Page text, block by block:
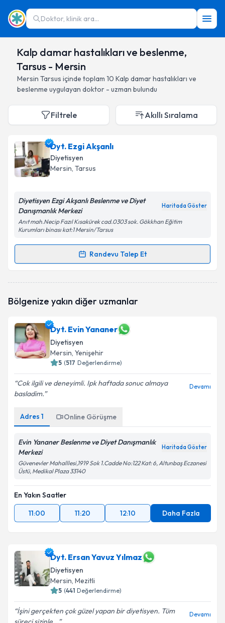
Doktor, klinik ara...
Kalp damar hastalıkları ve beslenme,
Tarsus - Mersin
Mersin Tarsus içinde toplam 10 Kalp damar hastalıkları ve
beslenme uygulayan doktor - uzman bulundu
Filtrele Akıllı Sıralama
Dyt. Ezgi Akşanlı
Diyetisyen
Mersin, Tarsus
Diyetisyen Ezgi Akşanlı Beslenme ve Diyet
Danışmanlık Merkezi
Haritada Göster
Anıt mah.Necip Fazıl Kısakürek cad.0303 sok. Gökkhan Eğitim
Kurumları binası kat:1 Mersin/Tarsus
Randevu Talep Et
Randevu Takvimi Talebi
oluşturun. Size bu uzmandan randevu almanız için bir
E-posta Adresiniz
Kişisel verilerimin işlenmesine ilişkinAydınlatma
Bölgenize yakın diğer uzmanlar
Dyt. Evin Yananer
Diyetisyen
Mersin, Yenişehir
5 (517 Değerlendirme)
Cok ilgili ve deneyimli. Ipk haftada sonuc almaya
basladim.
Devamı
Adres 1 Online Görüşme
Evin Yananer Beslenme ve Diyet Danışmanlık
Merkezi
Haritada Göster
Güvenevler Mahalllesi,1919 Sok 1.Cadde No:122 Kat: 6, Altunbaş Eczanesi
Üstü, Medikal Plaza 33140
En Yakın Saatler
11:00
11:20 12:10 Daha Fazla
Dyt. Ersan Yavuz Yılmaz
Diyetisyen
Mersin, Mezitli
5 (441 Değerlendirme)
İşini gerçekten çok güzel yapan bir diyetisyen. Tüm
Devamı